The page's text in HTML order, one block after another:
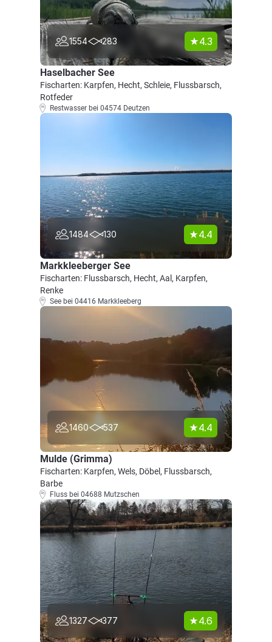
1554 283 4.3
Haselbacher See
Fischarten: Karpfen, Hecht, Schleie, Flussbarsch,
Rotfeder
Restwasser bei 04574 Deutzen
1484 130 4.4
Markkleeberger See
Fischarten: Flussbarsch, Hecht, Aal, Karpfen,
Renke
See bei 04416 Markkleeberg
1460 537 4.4
Mulde (Grimma)
Fischarten: Karpfen, Wels, Döbel, Flussbarsch,
Barbe
Fluss bei 04688 Mutzschen
1327 377 4.6